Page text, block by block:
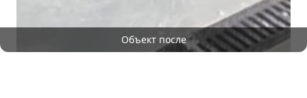
Объект после